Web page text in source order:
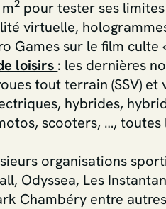
2 pour tester ses
virtuelle,
Games sur le film culte
loisirs : les dernières
tout terrain (SSV) et
hybrides,
scooters, …,
organisations
Odyssea, Les
Chambéry entre